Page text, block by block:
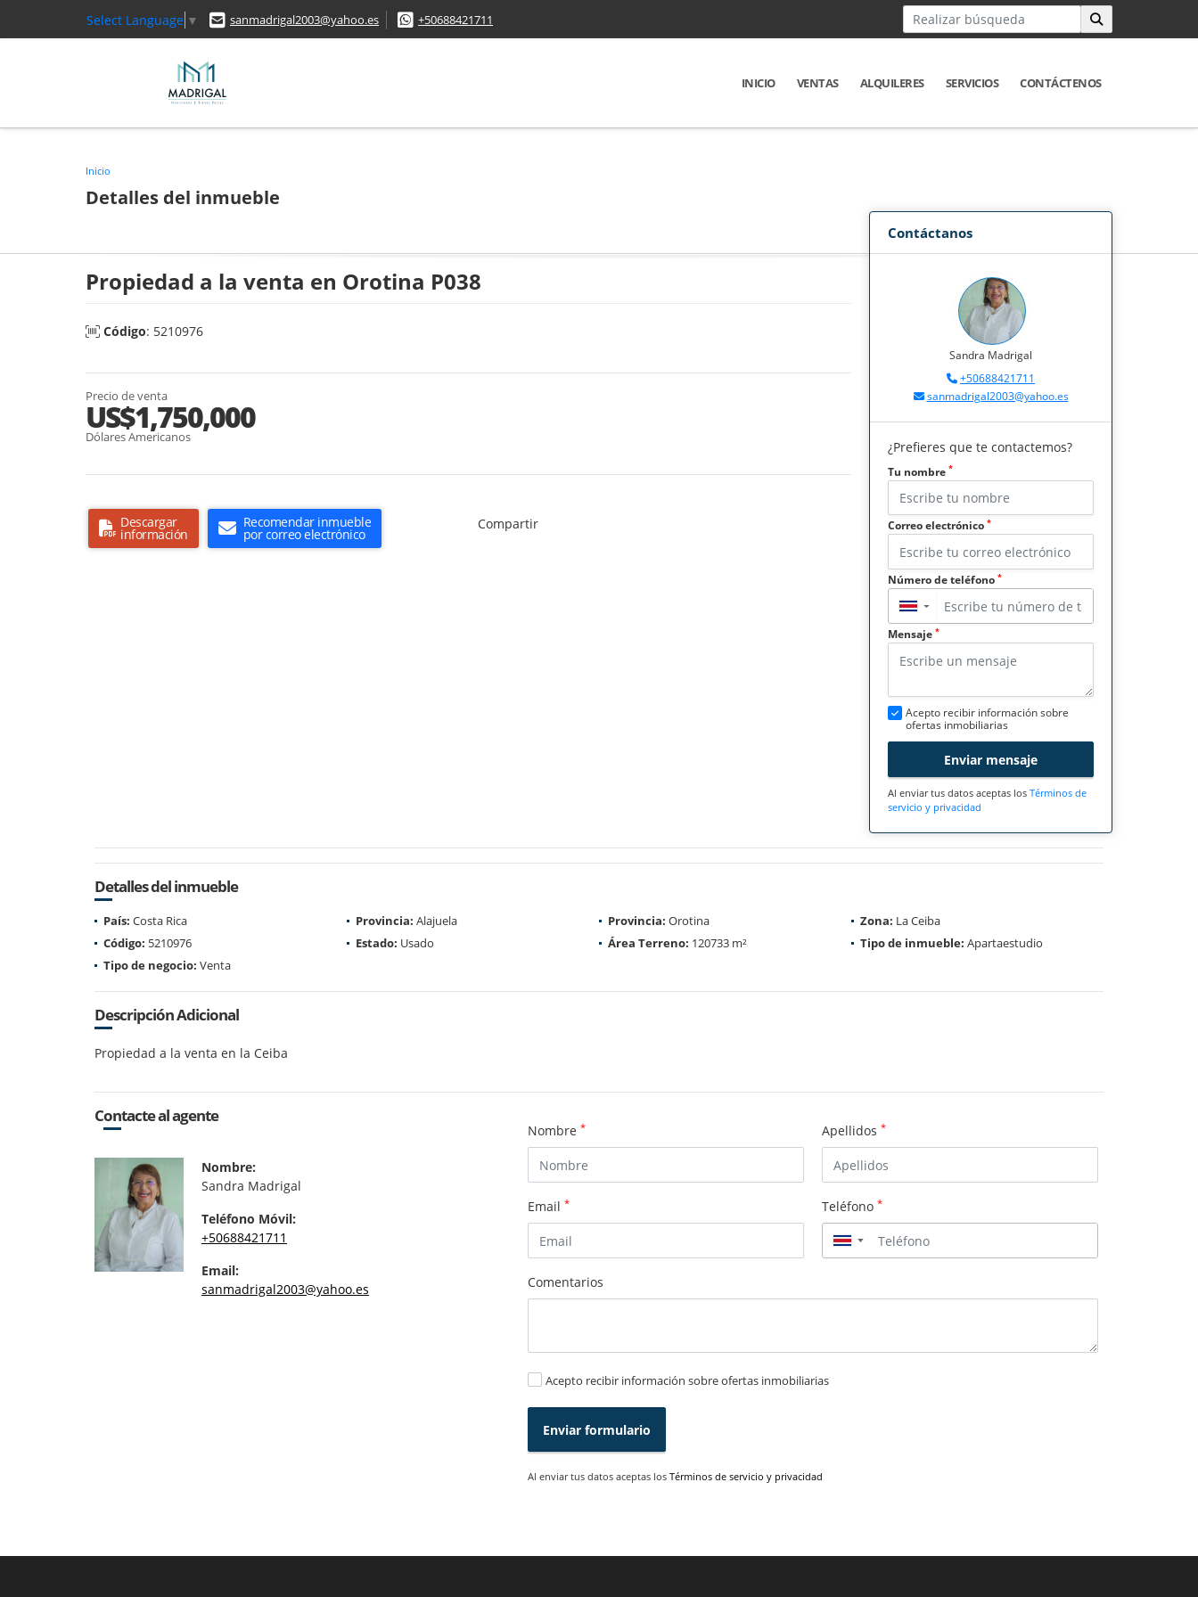
Select Language ▼ sanmadrigal2003@yahoo.es +50688421711
INICIO VENTAS ALQUILERES SERVICIOS CONTÁCTENOS
Inicio
Detalles del inmueble
Propiedad a la venta en Orotina P038
Código: 5210976
Precio de venta
US$1,750,000
Dólares Americanos
Descargar
información
Recomendar inmueble
por correo electrónico
Compartir
Contáctanos
Sandra Madrigal
+50688421711
sanmadrigal2003@yahoo.es
¿Prefieres que te contactemos?
Tu nombre *
Correo electrónico *
Número de teléfono *
▼
Mensaje *
Acepto recibir información sobre
ofertas inmobiliarias
Enviar mensaje
Al enviar tus datos aceptas los Términos de
servicio y privacidad
Detalles del inmueble
País: Costa Rica Provincia: Alajuela Provincia: Orotina Zona: La Ceiba
Código: 5210976 Estado: Usado Área Terreno: 120733 m² Tipo de inmueble: Apartaestudio
Tipo de negocio: Venta
Descripción Adicional
Propiedad a la venta en la Ceiba
Contacte al agente
Nombre:
Sandra Madrigal
Teléfono Móvil:
+50688421711
Email:
sanmadrigal2003@yahoo.es
Nombre * Apellidos *
Email * Teléfono *
▼
Comentarios
Acepto recibir información sobre ofertas inmobiliarias
Enviar formulario
Al enviar tus datos aceptas los Términos de servicio y privacidad